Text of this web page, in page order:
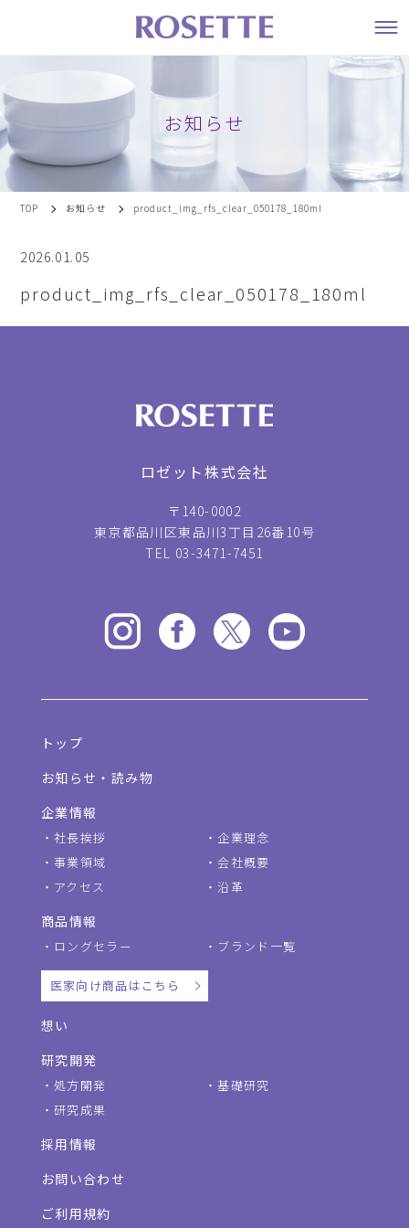
お知らせ
TOP お知らせ product_img_rfs_clear_050178_180ml
2026.01.05
product_img_rfs_clear_050178_180ml
ロゼット株式会社
〒140-0002
東京都品川区東品川3丁目26番10号
TEL 03-3471-7451
トップ
お知らせ・読み物
企業情報
社長挨拶
企業理念
事業領域
会社概要
アクセス
沿革
商品情報
ロングセラー ブランド一覧
医家向け商品はこちら
想い
研究開発
処方開発
基礎研究
研究成果
採用情報
お問い合わせ
ご利用規約